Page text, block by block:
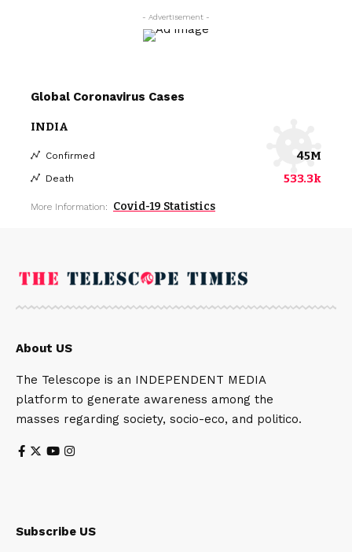
- Advertisement -
Global Coronavirus Cases
INDIA
Confirmed 45M
Death 533.3k
More Information: Covid-19 Statistics
About US
The Telescope is an INDEPENDENT MEDIA
platform to generate awareness among the
masses regarding society, socio-eco, and politico.
Subscribe US